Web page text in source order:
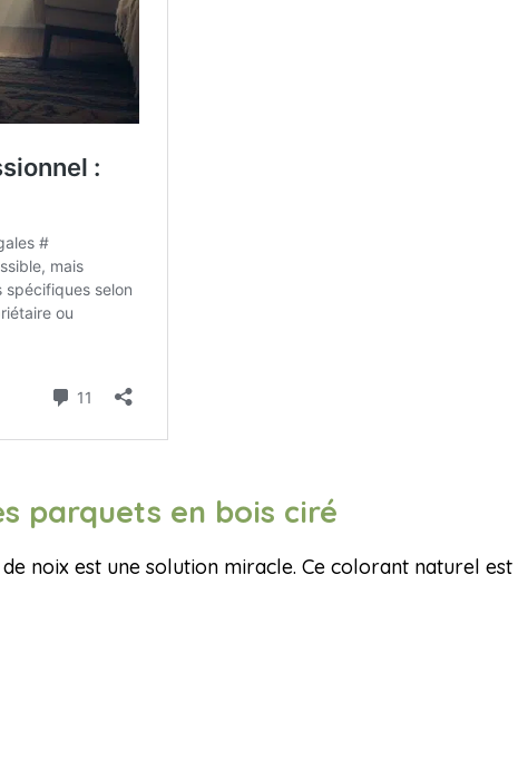
parquets en bois ciré
noix est une solution miracle. Ce colorant naturel